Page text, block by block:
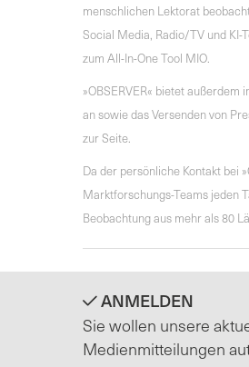
menschlichen Lektorat
Social Media, Radio/TV und KI-
zum All-In-One Tool MIO.
»OBSERVER« bietet
an sowie das Versenden von
zur Seite.
Da der persönliche Kontakt bei
Marktforschungs-Teams jeden
Beobachtung aus mehr als 80
ANMELDEN
Sie wollen unsere
Medienmitteilungen